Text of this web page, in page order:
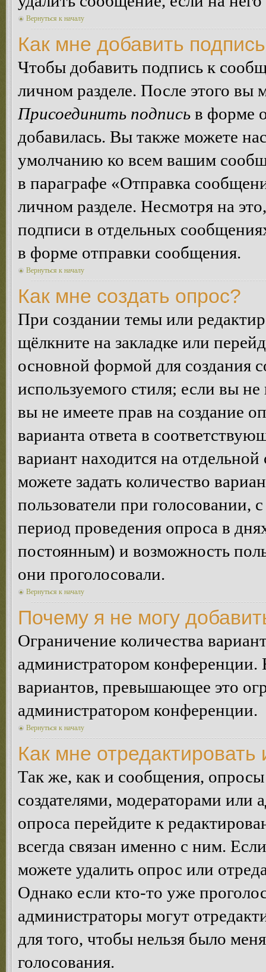
Вернуться к началу
Как мне добавить
Чтобы добавить подпись к
личном разделе. После этого
Присоединить подпись в форме
добавилась. Вы также можете
умолчанию ко всем вашим
в параграфе «Отправка
личном разделе. Несмотря на
подписи в отдельных
в форме отправки сообщения.
Вернуться к началу
Как мне создать опрос?
При создании темы или
щёлкните на закладке или
основной формой для создания
используемого стиля; если вы
вы не имеете прав на создание
варианта ответа в
вариант находится на
можете задать количество
пользователи при
период проведения опроса в
постоянным) и возможность
они проголосовали.
Вернуться к началу
Почему я не могу
Ограничение количества
администратором конференции.
вариантов, превышающее это
администратором конференции.
Вернуться к началу
Как мне
Так же, как и сообщения, опросы
создателями, модераторами или
опроса перейдите к
всегда связан именно с ним.
можете удалить опрос или
Однако если кто-то уже
администраторы могут
для того, чтобы нельзя было
голосования.